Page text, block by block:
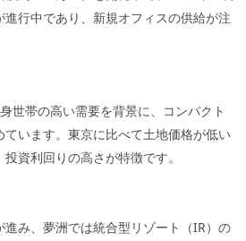
行中であり、新規オフィスの供給が注
世帯の高い需要を背景に、コンパクト
います。東京に比べて土地価格が低い
資利回りの高さが特徴です。
み、夢洲では統合型リゾート（IR）の